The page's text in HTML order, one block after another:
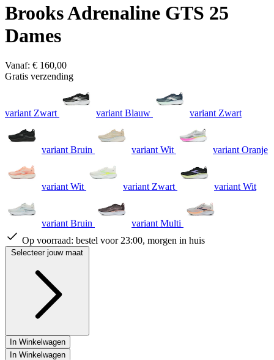
Brooks Adrenaline GTS 25
Dames
Vanaf: € 160,00
Gratis verzending
variant Zwart variant Blauw variant Zwart
variant Bruin variant Wit variant Oranje
variant Wit variant Zwart variant Wit
variant Bruin
variant Multi
Op voorraad: bestel voor 23:00, morgen in huis
Selecteer jouw maat
In Winkelwagen
In Winkelwagen